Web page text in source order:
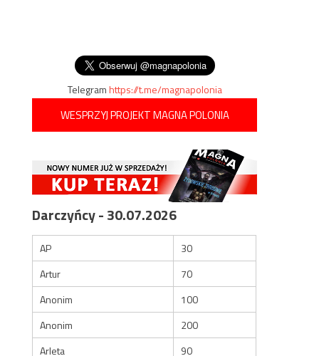
Telegramhttps://t.me/magnapolonia
WESPRZYJ PROJEKT MAGNA POLONIA
Darczyńcy - 30.07.2026
AP
30
Artur
70
Anonim
100
Anonim
200
Arleta
90